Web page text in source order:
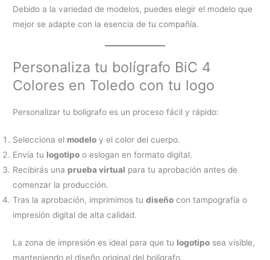
Debido a la variedad de modelos, puedes elegir el modelo que
mejor se adapte con la esencia de tu compañía.
Personaliza tu bolígrafo BiC 4
Colores en Toledo con tu logo
Personalizar tu bolígrafo es un proceso fácil y rápido:
Selecciona el modelo y el color del cuerpo.
Envía tu logotipo o eslogan en formato digital.
Recibirás una prueba virtual para tu aprobación antes de
comenzar la producción.
Tras la aprobación, imprimimos tudiseño con tampografía o
impresión digital de alta calidad.
La zona de impresión es ideal para que tu logotipo sea visible,
manteniendo el diseño original del bolígrafo.